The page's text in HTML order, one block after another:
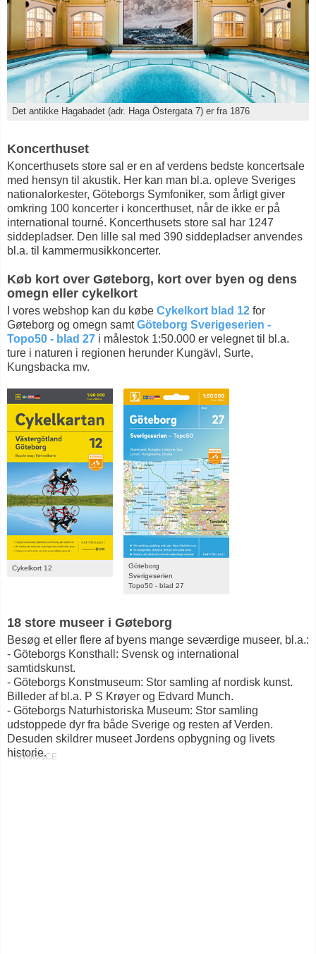
Det antikke Hagabadet (adr. Haga Östergata 7) er fra 1876
Koncerthuset
Koncerthusets store sal er en af verdens bedste koncertsale
med hensyn til akustik. Her kan man bl.a. opleve Sveriges
nationalorkester, Göteborgs Symfoniker, som årligt giver
omkring 100 koncerter i koncerthuset, når de ikke er på
international tourné. Koncerthusets store sal har 1247
siddepladser. Den lille sal med 390 siddepladser anvendes
bl.a. til kammermusikkoncerter.
Køb kort over Gøteborg, kort over byen og dens
omegn eller cykelkort
I vores webshop kan du købe Cykelkort blad 12 for
Gøteborg og omegn samtGöteborg Sverigeserien -
Topo50 - blad 27 i målestok 1:50.000 er velegnet til bl.a.
ture i naturen i regionen herunder Kungävl, Surte,
Kungsbacka mv.
Cykelkort 12
Göteborg
Sverigeserien
Topo50 - blad 27
18 store museer i Gøteborg
Besøg et eller flere af byens mange seværdige museer, bl.a.:
- Göteborgs Konsthall: Svensk og international
samtidskunst.
- Göteborgs Konstmuseum: Stor samling af nordisk kunst.
Billeder af bl.a. P S Krøyer og Edvard Munch.
- Göteborgs Naturhistoriska Museum: Stor samling
udstoppede dyr fra både Sverige og resten af Verden.
Desuden skildrer museet Jordens opbygning og livets
historie.